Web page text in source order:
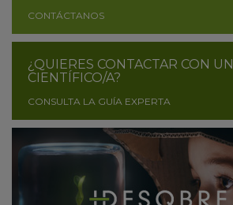
CONTÁCTANOS
¿QUIERES CONTACTAR CON UN
CIENTÍFICO/A?
CONSULTA LA GUÍA EXPERTA